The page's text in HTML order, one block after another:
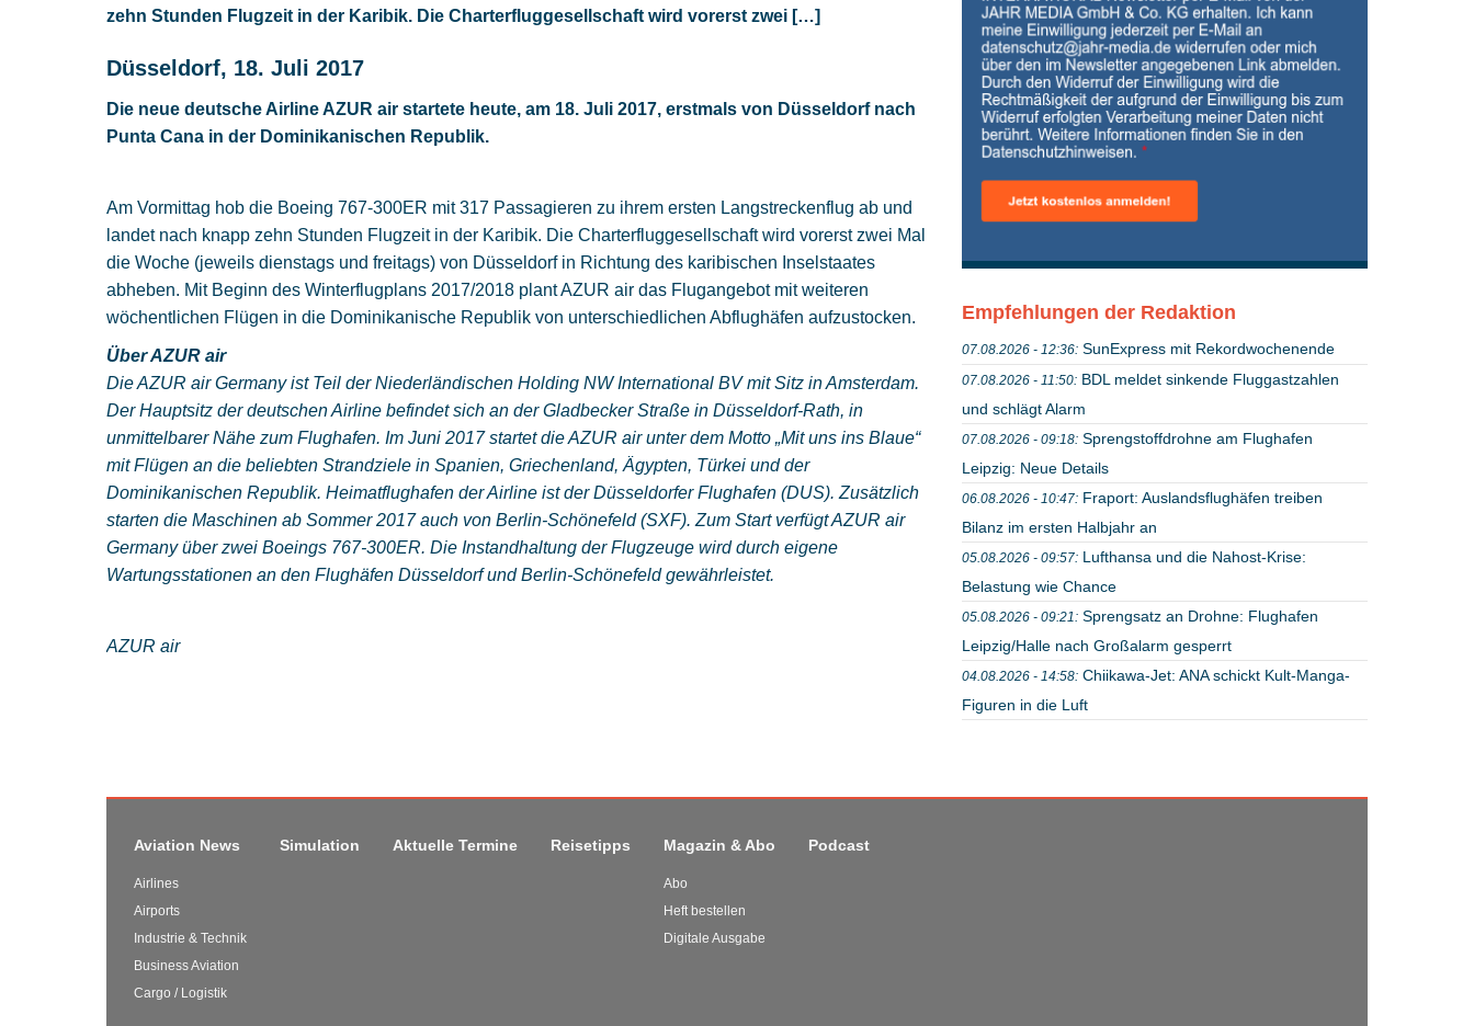
Empfehlungen der Redaktion
07.08.2026 - 12:36: SunExpress mit Rekordwochenende
07.08.2026 - 11:50: BDL meldet sinkende Fluggastzahlen
und schlägt Alarm
07.08.2026 - 09:18: Sprengstoffdrohne am Flughafen
Leipzig: Neue Details
06.08.2026 - 10:47: Fraport: Auslandsflughäfen treiben
Bilanz im ersten Halbjahr an
05.08.2026 - 09:57: Lufthansa und die Nahost-Krise:
Belastung wie Chance
05.08.2026 - 09:21: Sprengsatz an Drohne: Flughafen
Leipzig/Halle nach Großalarm gesperrt
04.08.2026 - 14:58: Chiikawa-Jet: ANA schickt Kult-Manga-
Figuren in die Luft
zehn Stunden Flugzeit in der Karibik. Die Charterfluggesellschaft wird vorerst zwei […]
Düsseldorf, 18. Juli 2017
Die neue deutsche Airline AZUR air startete heute, am 18. Juli 2017, erstmals von Düsseldorf nach
Punta Cana in der Dominikanischen Republik.
Am Vormittag hob die Boeing 767-300ER mit 317 Passagieren zu ihrem ersten Langstreckenflug ab und
landet nach knapp zehn Stunden Flugzeit in der Karibik. Die Charterfluggesellschaft wird vorerst zwei Mal
die Woche (jeweils dienstags und freitags) von Düsseldorf in Richtung des karibischen Inselstaates
abheben. Mit Beginn des Winterflugplans 2017/2018 plant AZUR air das Flugangebot mit weiteren
wöchentlichen Flügen in die Dominikanische Republik von unterschiedlichen Abflughäfen aufzustocken.
Über AZUR air
Die AZUR air Germany ist Teil der Niederländischen Holding NW International BV mit Sitz in Amsterdam.
Der Hauptsitz der deutschen Airline befindet sich an der Gladbecker Straße in Düsseldorf-Rath, in
unmittelbarer Nähe zum Flughafen. Im Juni 2017 startet die AZUR air unter dem Motto „Mit uns ins Blaue“
mit Flügen an die beliebten Strandziele in Spanien, Griechenland, Ägypten, Türkei und der
Dominikanischen Republik. Heimatflughafen der Airline ist der Düsseldorfer Flughafen (DUS). Zusätzlich
starten die Maschinen ab Sommer 2017 auch von Berlin-Schönefeld (SXF). Zum Start verfügt AZUR air
Germany über zwei Boeings 767-300ER. Die Instandhaltung der Flugzeuge wird durch eigene
Wartungsstationen an den Flughäfen Düsseldorf und Berlin-Schönefeld gewährleistet.
AZUR air
Aviation News
Airlines
Airports
Industrie & Technik
Business Aviation
Cargo / Logistik
Simulation Aktuelle Termine Reisetipps Magazin & Abo
Abo
Heft bestellen
Digitale Ausgabe
Podcast